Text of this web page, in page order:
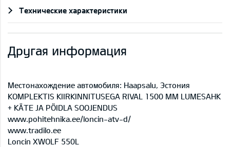
Технические характеристики
Другая информация
Местонахождение автомобиля: Haapsalu, Эстония
KOMPLEKTIS KIIRKINNITUSEGA RIVAL 1500 MM LUMESAHK
+ KÄTE JA PÖIDLA SOOJENDUS
www.pohitehnika.ee/loncin-atv-d/
www.tradilo.ee
Loncin XWOLF 550L